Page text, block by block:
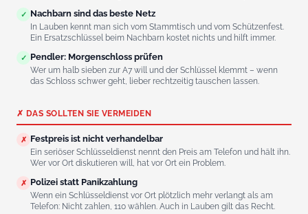
✓ Nachbarn sind das beste Netz
In Lauben kennt man sich vom Stammtisch und vom Schützenfest.
Ein Ersatzschlüssel beim Nachbarn kostet nichts und hilft immer.
✓ Pendler: Morgenschloss prüfen
Wer um halb sieben zur A7 will und der Schlüssel klemmt – wenn
das Schloss schwer geht, lieber rechtzeitig tauschen lassen.
✗ DAS SOLLTEN SIE VERMEIDEN
✗ Festpreis ist nicht verhandelbar
Ein seriöser Schlüsseldienst nennt den Preis am Telefon und hält ihn.
Wer vor Ort diskutieren will, hat vor Ort ein Problem.
✗ Polizei statt Panikzahlung
Wenn ein Schlüsseldienst vor Ort plötzlich mehr verlangt als am
Telefon: Nicht zahlen, 110 wählen. Auch in Lauben gilt das Recht.